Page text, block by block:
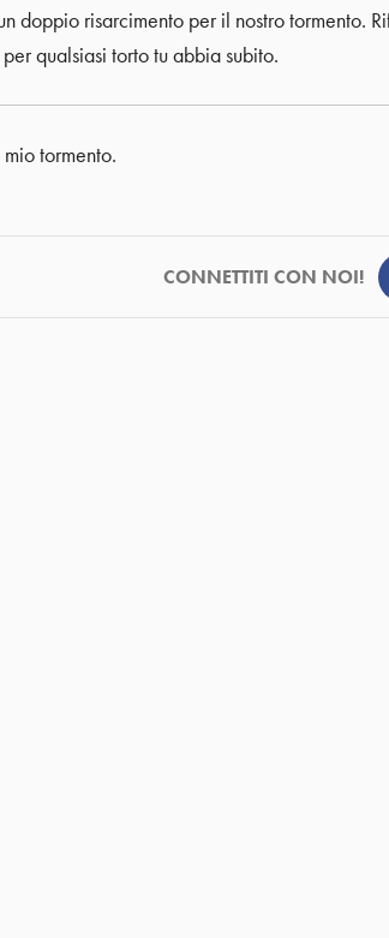
doppio risarcimento per il nostro tormento.
qualsiasi torto tu abbia subito.
tormento.
CONNETTITI CON NOI!